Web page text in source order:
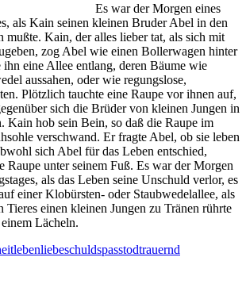
Es war der Morgen eines
als Kain seinen kleinen Bruder Abel in den
mußte. Kain, der alles lieber tat, als sich mit
zog Abel wie einen Bollerwagen hinter
ihn eine Allee entlang, deren Bäume wie
aussahen, oder wie regungslose,
Plötzlich tauchte eine Raupe vor ihnen auf,
sich die Brüder von kleinen Jungen in
Kain hob sein Bein, so daß die Raupe im
verschwand. Er fragte Abel, ob sie leben
sich Abel für das Leben entschied,
Raupe unter seinem Fuß. Es war der Morgen
als das Leben seine Unschuld verlor, es
einer Klobürsten- oder Staubwedelallee, als
Tieres einen kleinen Jungen zu Tränen rührte
Lächeln.
lebenliebeschuldspasstodtrauernd